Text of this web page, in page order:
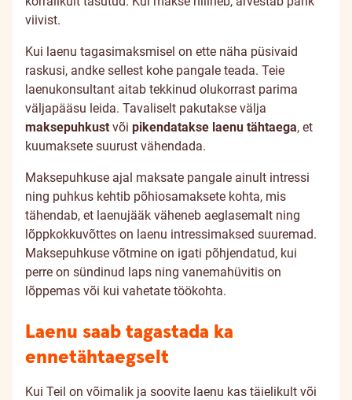
viivist.
Kui laenu tagasimaksmisel on ette näha püsivaid
raskusi, andke sellest kohe pangale teada. Teie
laenukonsultant aitab tekkinud olukorrast parima
väljapääsu leida. Tavaliselt pakutakse välja
maksepuhkust või pikendatakse laenu tähtaega, et
kuumaksete suurust vähendada.
Maksepuhkuse ajal maksate pangale ainult intressi
ning puhkus kehtib põhiosamaksete kohta, mis
tähendab, et laenujääk väheneb aeglasemalt ning
lõppkokkuvõttes on laenu intressimaksed suuremad.
Maksepuhkuse võtmine on igati põhjendatud, kui
perre on sündinud laps ning vanemahüvitis on
lõppemas või kui vahetate töökohta.
Laenu saab tagastada ka
ennetähtaegselt
Kui Teil on võimalik ja soovite laenu kas täielikult või